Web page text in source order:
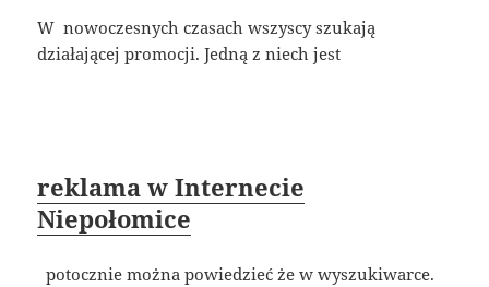
W nowoczesnych czasach wszyscy szukają
działającej promocji. Jedną z niech jest
reklama w Internecie
Niepołomice
potocznie można powiedzieć że w wyszukiwarce.